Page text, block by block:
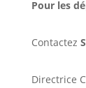
Pour les
Contactez
Directrice